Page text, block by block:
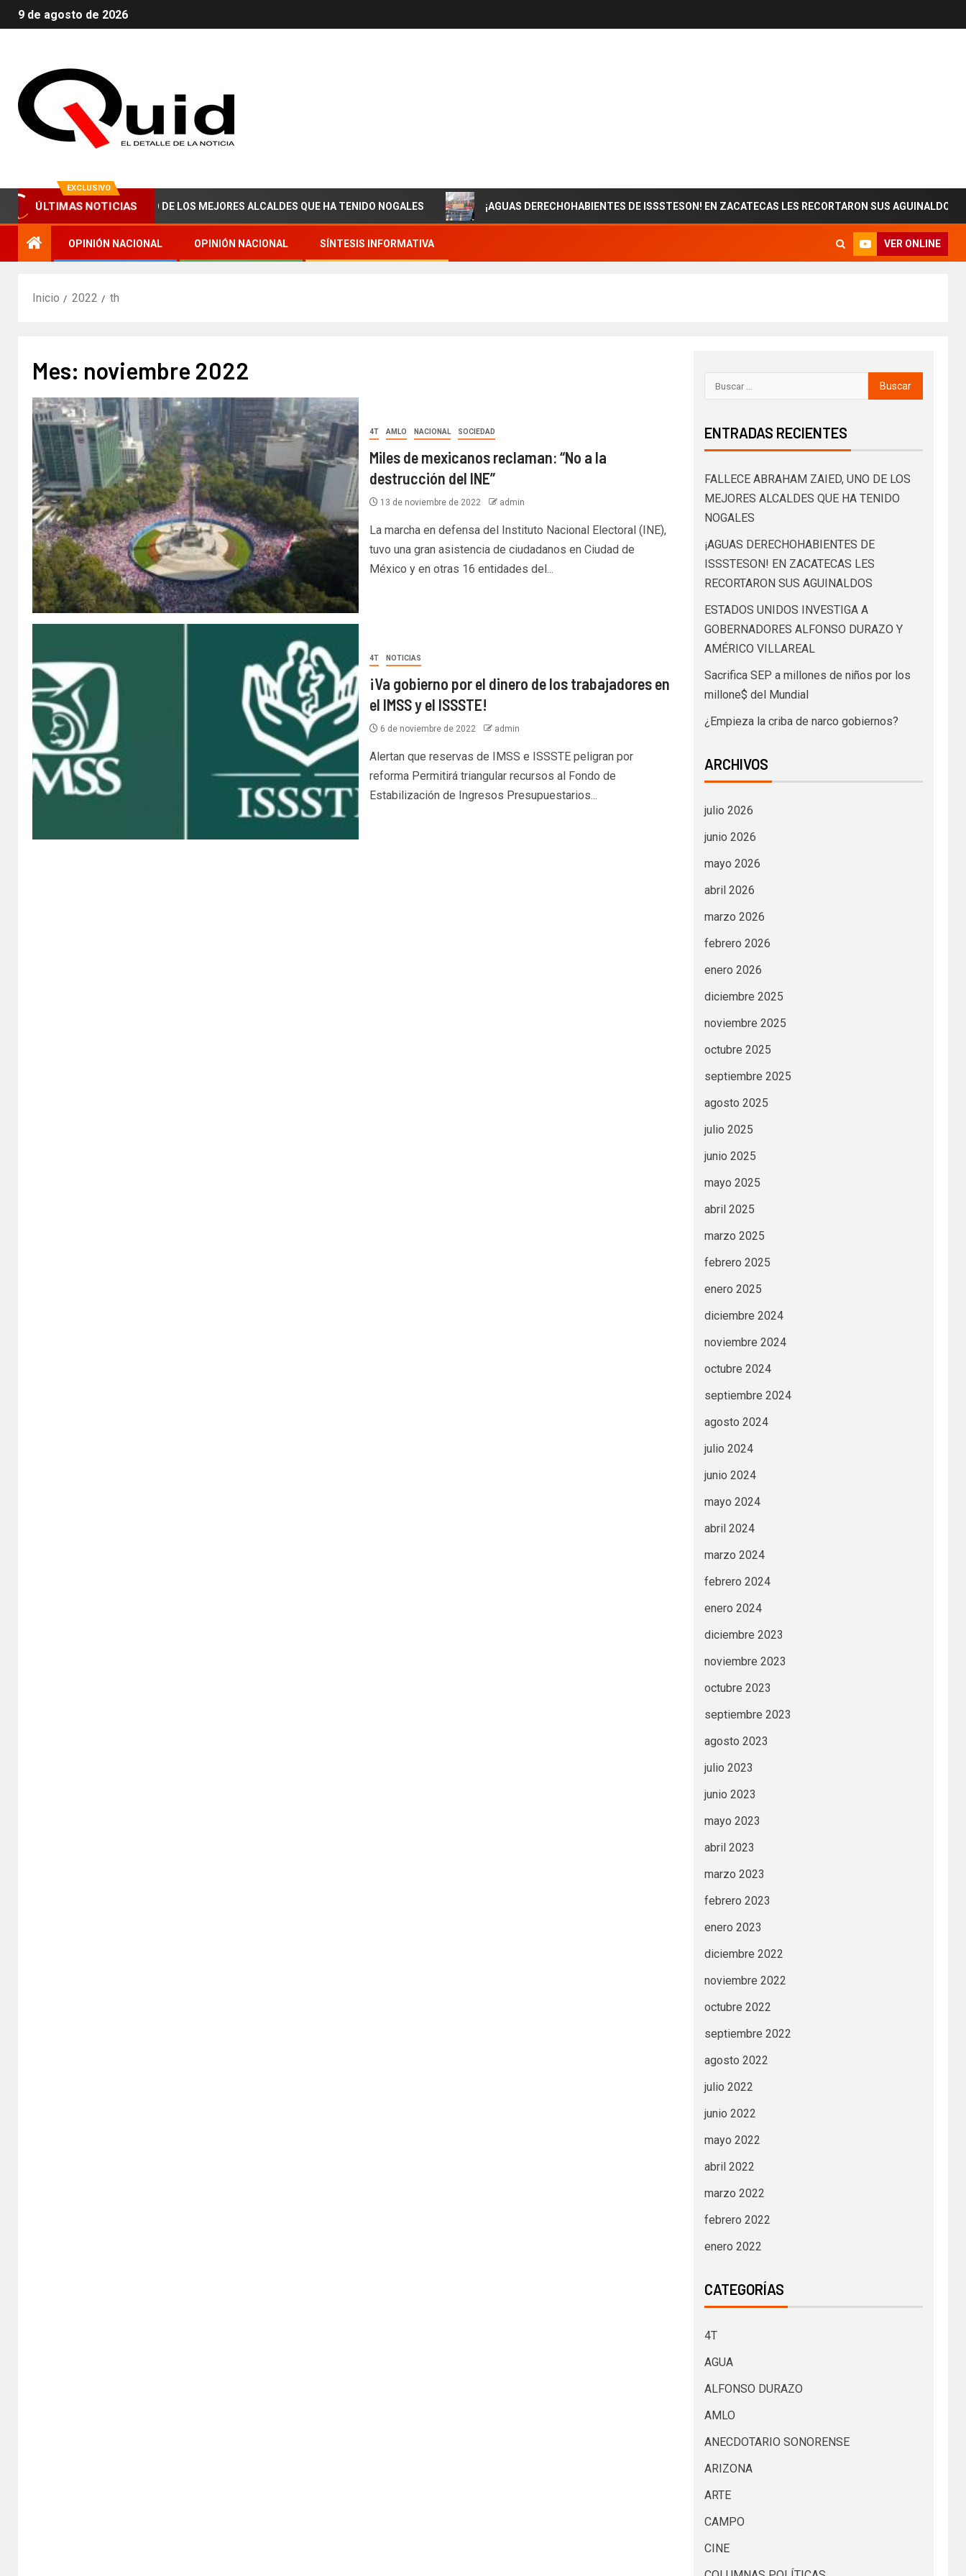
9 de agosto de 2026
EXCLUSIVO
ÚLTIMAS NOTICIAS
ABRAHAM ZAIED, UNO DE LOS MEJORES ALCALDES QUE HA TENIDO NOGALES ¡AGUAS DERECHOHABIENTES DE ISSSTESON! EN ZACATECAS LES RECORTARON SUS AGUINALDOS
OPINIÓN NACIONAL OPINIÓN NACIONAL SÍNTESIS INFORMATIVA VER ONLINE
Inicio 2022 th
Mes: noviembre 2022
4T AMLO NACIONAL SOCIEDAD
Miles de mexicanos reclaman: “No a la
destrucción del INE”
13 de noviembre de 2022 admin
La marcha en defensa del Instituto Nacional Electoral (INE),
tuvo una gran asistencia de ciudadanos en Ciudad de
México y en otras 16 entidades del...
4T NOTICIAS
¡Va gobierno por el dinero de los trabajadores en
el IMSS y el ISSSTE!
6 de noviembre de 2022 admin
Alertan que reservas de IMSS e ISSSTE peligran por
reforma Permitirá triangular recursos al Fondo de
Estabilización de Ingresos Presupuestarios...
ENTRADAS RECIENTES
FALLECE ABRAHAM ZAIED, UNO DE LOS
MEJORES ALCALDES QUE HA TENIDO
NOGALES
¡AGUAS DERECHOHABIENTES DE
ISSSTESON! EN ZACATECAS LES
RECORTARON SUS AGUINALDOS
ESTADOS UNIDOS INVESTIGA A
GOBERNADORES ALFONSO DURAZO Y
AMÉRICO VILLAREAL
Sacrifica SEP a millones de niños por los
millone$ del Mundial
¿Empieza la criba de narco gobiernos?
ARCHIVOS
julio 2026
junio 2026
mayo 2026
abril 2026
marzo 2026
febrero 2026
enero 2026
diciembre 2025
noviembre 2025
octubre 2025
septiembre 2025
agosto 2025
julio 2025
junio 2025
mayo 2025
abril 2025
marzo 2025
febrero 2025
enero 2025
diciembre 2024
noviembre 2024
octubre 2024
septiembre 2024
agosto 2024
julio 2024
junio 2024
mayo 2024
abril 2024
marzo 2024
febrero 2024
enero 2024
diciembre 2023
noviembre 2023
octubre 2023
septiembre 2023
agosto 2023
julio 2023
junio 2023
mayo 2023
abril 2023
marzo 2023
febrero 2023
enero 2023
diciembre 2022
noviembre 2022
octubre 2022
septiembre 2022
agosto 2022
julio 2022
junio 2022
mayo 2022
abril 2022
marzo 2022
febrero 2022
enero 2022
CATEGORÍAS
4T
AGUA
ALFONSO DURAZO
AMLO
ANECDOTARIO SONORENSE
ARIZONA
ARTE
CAMPO
CINE